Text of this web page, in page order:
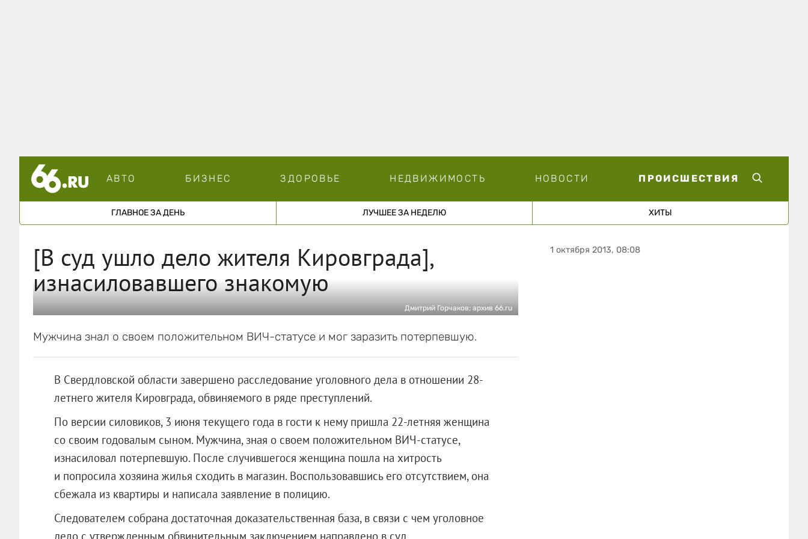
АВТО БИЗНЕС ЗДОРОВЬЕ НЕДВИЖИМОСТЬ НОВОСТИ ПРОИСШЕСТВИЯ
ГЛАВНОЕ ЗА ДЕНЬ ЛУЧШЕЕ ЗА НЕДЕЛЮ ХИТЫ
[В суд ушло дело жителя Кировграда],
изнасиловавшего знакомую
Дмитрий Горчаков; архив 66.ru
Мужчина знал о своем положительном ВИЧ-статусе и мог заразить потерпевшую.
В Свердловской области завершено расследование уголовного дела в отношении 28-
летнего жителя Кировграда, обвиняемого в ряде преступлений.
По версии силовиков, 3 июня текущего года в гости к нему пришла 22-летняя женщина
со своим годовалым сыном. Мужчина, зная о своем положительном ВИЧ-статусе,
изнасиловал потерпевшую. После случившегося женщина пошла на хитрость
и попросила хозяина жилья сходить в магазин. Воспользовавшись его отсутствием, она
сбежала из квартиры и написала заявление в полицию.
Следователем собрана достаточная доказательственная база, в связи с чем уголовное
дело с утвержденным обвинительным заключением направлено в суд
1 октября 2013, 08:08